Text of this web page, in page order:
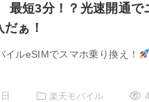
最短3分！？光速開通で
ぁ！
イルeSIMでスマホ乗り換え！
楽天モバイル